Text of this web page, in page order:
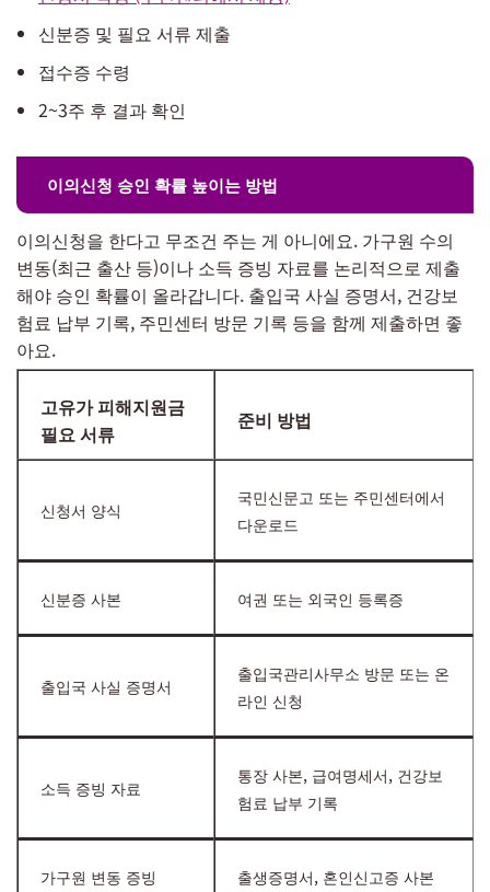
신분증 및 필요 서류 제출
접수증 수령
2~3주 후 결과 확인
이의신청 승인 확률 높이는 방법
이의신청을 한다고 무조건 주는 게 아니에요. 가구원 수의
변동(최근 출산 등)이나 소득 증빙 자료를 논리적으로 제출
해야 승인 확률이 올라갑니다. 출입국 사실 증명서, 건강보
험료 납부 기록, 주민센터 방문 기록 등을 함께 제출하면 좋
아요.
고유가 피해지원금
필요 서류
준비 방법
신청서 양식
국민신문고 또는 주민센터에서
다운로드
신분증 사본 여권 또는 외국인 등록증
출입국 사실 증명서
출입국관리사무소 방문 또는 온
라인 신청
소득 증빙 자료
통장 사본, 급여명세서, 건강보
험료 납부 기록
가구원 변동 증빙 출생증명서, 혼인신고증 사본